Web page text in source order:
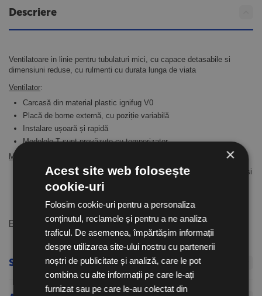
Descriere
Ventilatoare in linie pentru tubulaturi mici, cu capace detasabile si
dimensiuni reduse, cu rulmenti cu durata lunga de viata
Ventilator:
Carcasă din material plastic ignifug V0
Placă de borne externă, cu poziție variabilă
Instalare ușoară și rapidă
Modelele T sunt prevăzute cu temporizator
Motor
Motoare cu durată lungă de viață. Protecție IPX4. Cu două viteze și
turație variabilă
Temperaturi de lucru: -10°C...+60°C
Finisaj
Fabricat din plastic ignifug V0 alb
Specificatii tehnice
×
Acest site web folosește
cookie-uri
Folosim cookie-uri pentru a personaliza
conținutul, reclamele și pentru a ne analiza
traficul. De asemenea, împărtășim informații
despre utilizarea site-ului nostru cu partenerii
noștri de publicitate și analiză, care le pot
combina cu alte informații pe care le-ați
furnizat sau pe care le-au colectat din